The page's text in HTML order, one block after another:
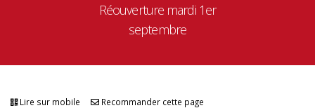
Réouverture mardi 1er
septembre
Lire sur mobile Recommander cette page